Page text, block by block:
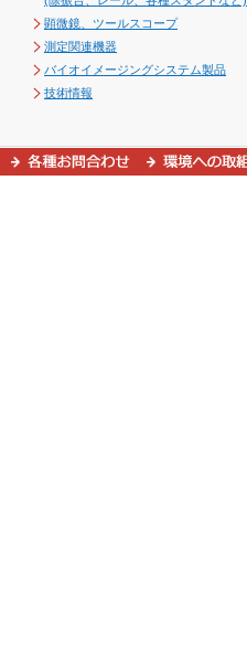
顕微鏡、ツールスコープ
測定関連機器
バイオイメージングシステム製品
技術情報